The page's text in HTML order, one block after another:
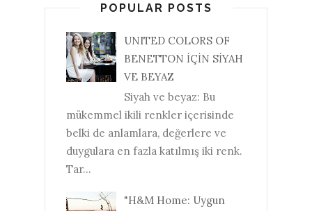
POPULAR POSTS
UNITED COLORS OF
BENETTON İÇİN SİYAH
VE BEYAZ
Siyah ve beyaz: Bu
mükemmel ikili renkler içerisinde
belki de anlamlara, değerlere ve
duygulara en fazla katılmış iki renk.
Tar...
"H&M Home: Uygun